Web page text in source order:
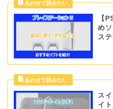
【
め
ステ
ス
イ